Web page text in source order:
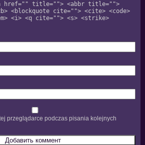
href="" title=""> <abbr title="">
<blockquote cite=""> <cite> <code>
<i> <q cite=""> <s> <strike>
przeglądarce podczas pisania kolejnych